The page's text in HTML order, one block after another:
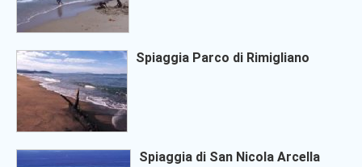
Spiaggia Parco di Rimigliano
Spiaggia di San Nicola Arcella